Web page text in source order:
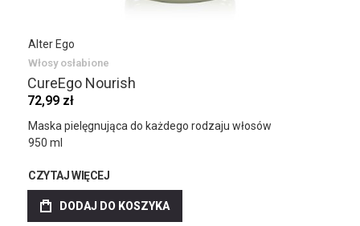
Alter Ego
Włosy osłabione
CureEgo Nourish
72,99 zł
Maska pielęgnująca do każdego rodzaju włosów
950 ml
CZYTAJ WIĘCEJ
DODAJ DO KOSZYKA